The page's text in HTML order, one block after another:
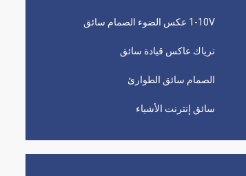
1-10V عكس الضوء الصمام سائق
ترياك عاكس قيادة سائق
الصمام سائق الطوارئ
سائق إنترنت الأشياء